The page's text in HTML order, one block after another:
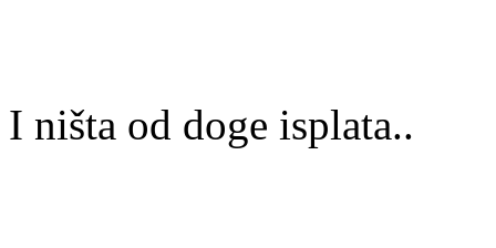
I ništa od doge isplata..